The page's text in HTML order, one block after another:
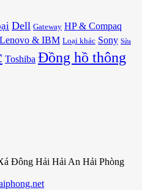
Dell Gateway HP & Compaq
Lenovo & IBM Loại khác Sony Sửa
Toshiba Đồng hồ thông
Đông Hải Hải An Hải Phòng